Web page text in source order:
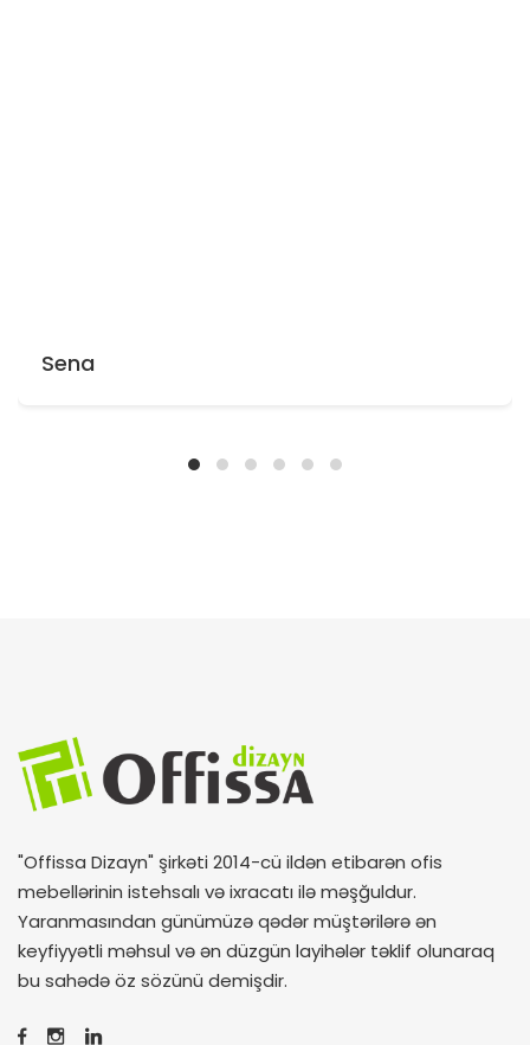
Sena
"Offissa Dizayn" şirkəti 2014-cü ildən etibarən ofis
mebellərinin istehsalı və ixracatı ilə məşğuldur.
Yaranmasından günümüzə qədər müştərilərə ən
keyfiyyətli məhsul və ən düzgün layihələr təklif olunaraq
bu sahədə öz sözünü demişdir.